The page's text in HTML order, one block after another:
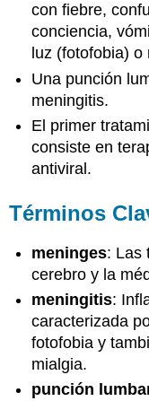
con fiebre,
conciencia,
luz (fotofobia)
Una punción
meningitis.
El primer
consiste en
antiviral.
Términos
meninges: Las
cerebro y la
meningitis:
caracterizada
fotofobia y
mialgia.
punción